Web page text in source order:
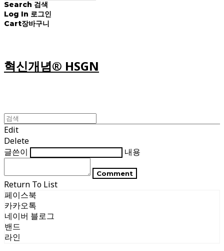
Search 검색
Log In 로그인
Cart장바구니
혁신개념® HSGN
Edit
Delete
글쓴이
내용
Comment
Return To List
페이스북
카카오톡
네이버 블로그
밴드
라인